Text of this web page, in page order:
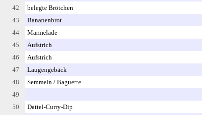
42
belegte Brötchen
43
Bananenbrot
44
Marmelade
45
Aufstrich
46
Aufstrich
47
Laugengebäck
48
Semmeln / Baguette
49
50
Dattel-Curry-Dip